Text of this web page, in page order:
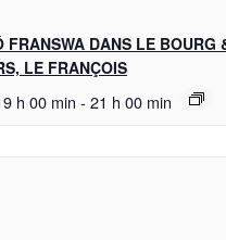
FRANSWA DANS LE BOURG
LE FRANÇOIS
h 00 min - 21 h 00 min